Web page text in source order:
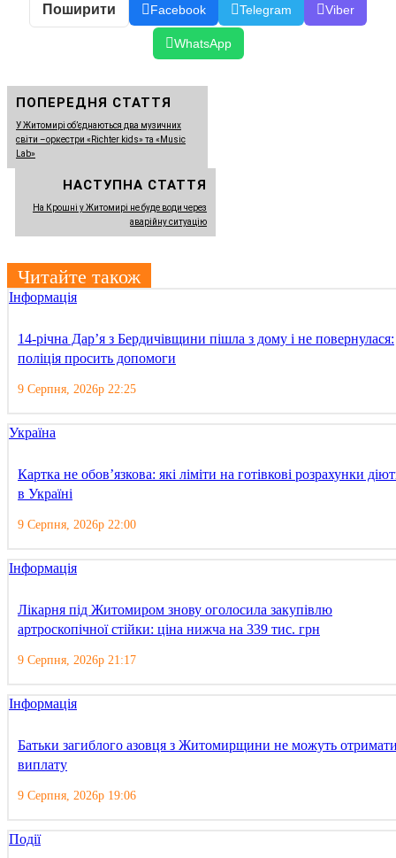
Поширити Facebook Telegram Viber
WhatsApp
ПОПЕРЕДНЯ СТАТТЯ
У Житомирі об’єднаються два музичних
світи –оркестри «Richter kids» та «Music
Lab»
НАСТУПНА СТАТТЯ
На Крошні у Житомирі не буде води через
аварійну ситуацію
Читайте також
Інформація
14-річна Дар’я з Бердичівщини пішла з дому і не повернулася:
поліція просить допомоги
9 Серпня, 2026р 22:25
Україна
Картка не обов’язкова: які ліміти на готівкові розрахунки
в Україні
9 Серпня, 2026р 22:00
Інформація
Лікарня під Житомиром знову оголосила закупівлю
артроскопічної стійки: ціна нижча на 339 тис. грн
9 Серпня, 2026р 21:17
Інформація
Батьки загиблого азовця з Житомирщини не можуть
виплату
9 Серпня, 2026р 19:06
Події